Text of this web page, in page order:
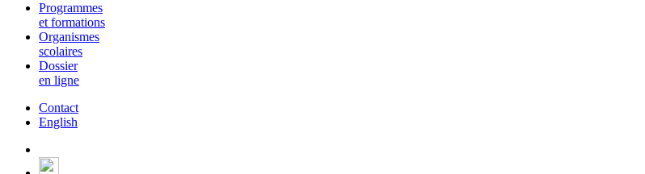
Programmes
et formations
Organismes
scolaires
Dossier
en ligne
Contact
English